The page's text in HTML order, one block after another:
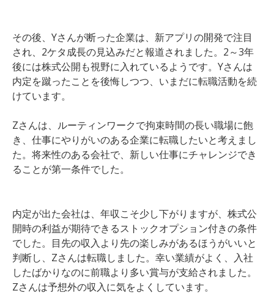
その後、Yさんが断った企業は、新アプリの開発で注目
され、2ケタ成長の見込みだと報道されました。2～3年
後には株式公開も視野に入れているようです。Yさんは
内定を蹴ったことを後悔しつつ、いまだに転職活動を続
けています。
Zさんは、ルーティンワークで拘束時間の長い職場に飽
き、仕事にやりがいのある企業に転職したいと考えまし
た。将来性のある会社で、新しい仕事にチャレンジでき
ることが第一条件でした。
内定が出た会社は、年収こそ少し下がりますが、株式公
開時の利益が期待できるストックオプション付きの条件
でした。目先の収入より先の楽しみがあるほうがいいと
判断し、Zさんは転職しました。幸い業績がよく、入社
したばかりなのに前職より多い賞与が支給されました。
Zさんは予想外の収入に気をよくしています。